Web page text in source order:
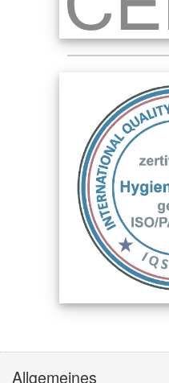
Allgemeines